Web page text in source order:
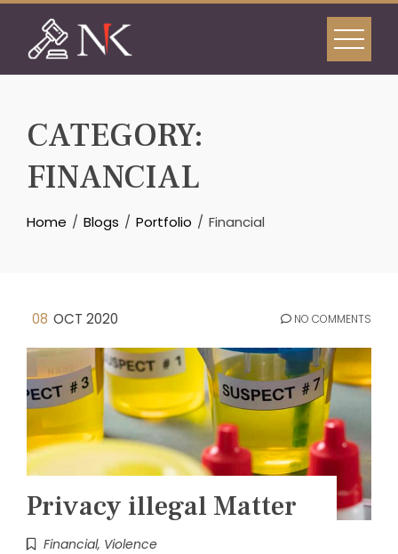
Skip
content
CATEGORY:
FINANCIAL
Home Blogs Portfolio Financial
08 OCT 2020 NO COMMENTS
Privacy illegal Matter
Financial, Violence